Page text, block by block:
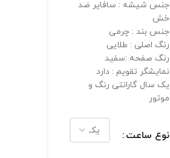
جنس شیشه : سافایر ضد
خش
جنس بند : چرمی
رنگ اصلی : طلایی
رنگ صفحه :سفید
نمایشگر تقویم : دارد
یک سال گارانتی رنگ و
موتور
نوع ساعت